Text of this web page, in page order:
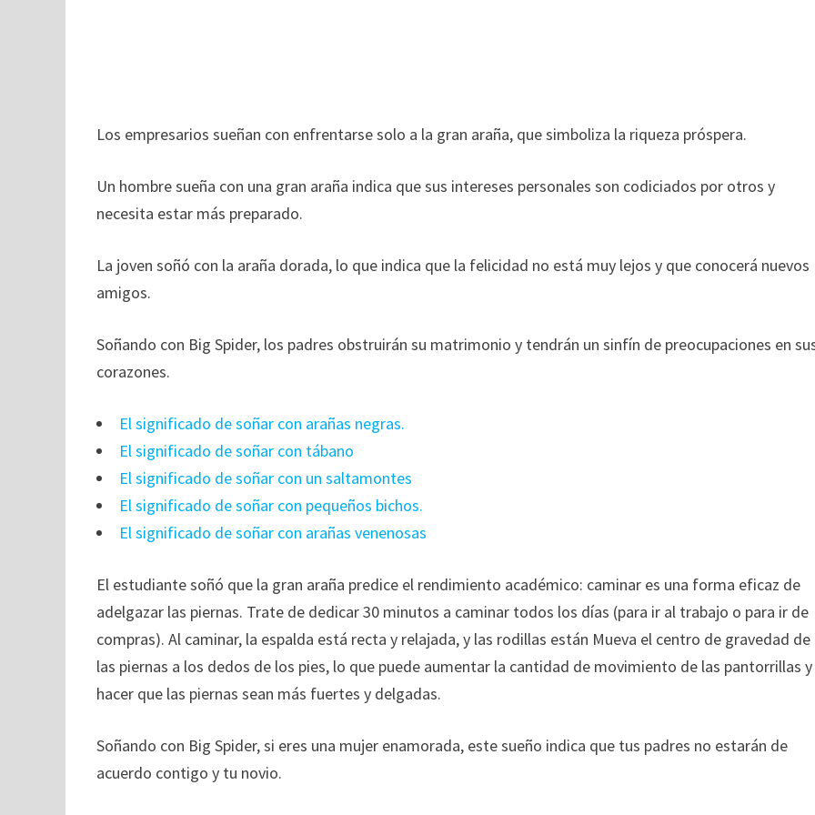
Los empresarios sueñan con enfrentarse solo a la gran araña, que simboliza la riqueza próspera.
Un hombre sueña con una gran araña indica que sus intereses personales son codiciados por otros y
necesita estar más preparado.
La joven soñó con la araña dorada, lo que indica que la felicidad no está muy lejos y que conocerá nuevos
amigos.
Soñando con Big Spider, los padres obstruirán su matrimonio y tendrán un sinfín de preocupaciones en
corazones.
El significado de soñar con arañas negras.
El significado de soñar con tábano
El significado de soñar con un saltamontes
El significado de soñar con pequeños bichos.
El significado de soñar con arañas venenosas
El estudiante soñó que la gran araña predice el rendimiento académico: caminar es una forma eficaz de
adelgazar las piernas. Trate de dedicar 30 minutos a caminar todos los días (para ir al trabajo o para ir de
compras). Al caminar, la espalda está recta y relajada, y las rodillas están Mueva el centro de gravedad de
las piernas a los dedos de los pies, lo que puede aumentar la cantidad de movimiento de las pantorrillas y
hacer que las piernas sean más fuertes y delgadas.
Soñando con Big Spider, si eres una mujer enamorada, este sueño indica que tus padres no estarán de
acuerdo contigo y tu novio.